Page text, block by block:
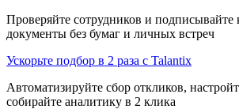
Проверяйте сотрудников и подписывайте
документы без бумаг и личных встреч
Ускорьте подбор в 2 раза с Talantix
Автоматизируйте сбор откликов,
собирайте аналитику в 2 клика